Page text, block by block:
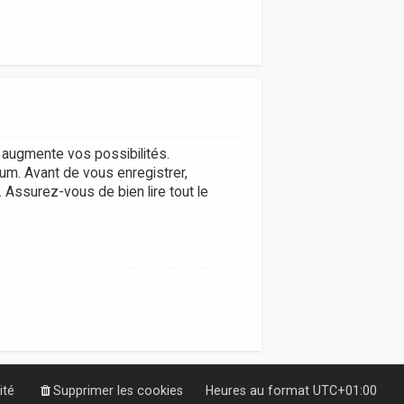
vos possibilités.
Avant de vous enregistrer,
Assurez-vous de bien lire tout le
Heures au format UTC+01:00
Supprimer les cookies